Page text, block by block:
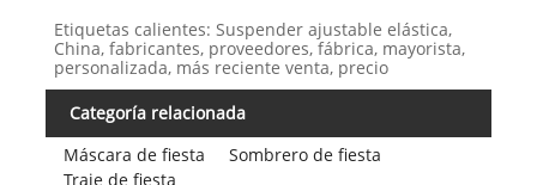
Etiquetas calientes: Suspender ajustable elástica,
China, fabricantes, proveedores, fábrica, mayorista,
personalizada, más reciente venta, precio
Categoría relacionada
Máscara de fiesta
Sombrero de fiesta
Traje de fiesta